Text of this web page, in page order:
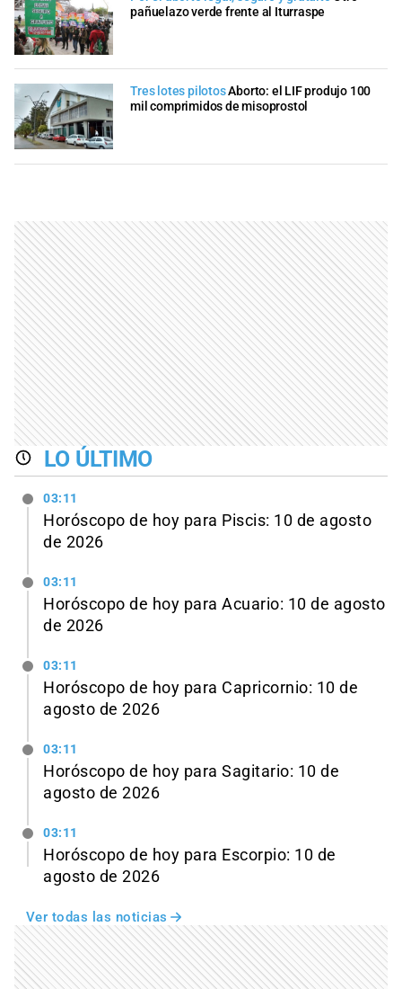
pañuelazo verde frente al Iturraspe
Tres lotes pilotosAborto: el LIF produjo 100
mil comprimidos de misoprostol
LO ÚLTIMO
03:11
Horóscopo de hoy para Piscis: 10 de agosto
de 2026
03:11
Horóscopo de hoy para Acuario: 10 de agosto
de 2026
03:11
Horóscopo de hoy para Capricornio: 10 de
agosto de 2026
03:11
Horóscopo de hoy para Sagitario: 10 de
agosto de 2026
03:11
Horóscopo de hoy para Escorpio: 10 de
agosto de 2026
Ver todas las noticias